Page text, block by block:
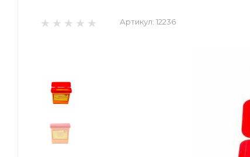
Артикул: 12236